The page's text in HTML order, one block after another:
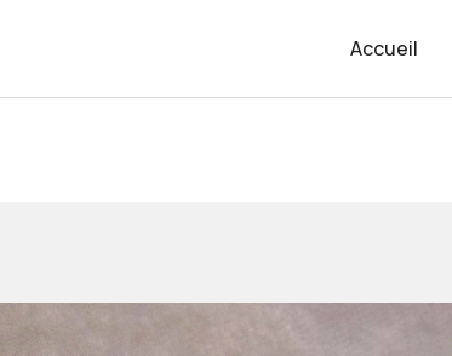
Accueil